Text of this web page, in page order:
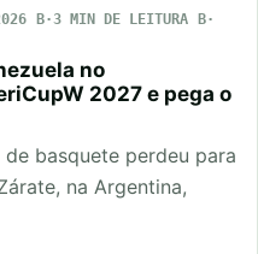
3 MIN DE LEITURA
no
2027 e pega o
basquete perdeu para
na Argentina,